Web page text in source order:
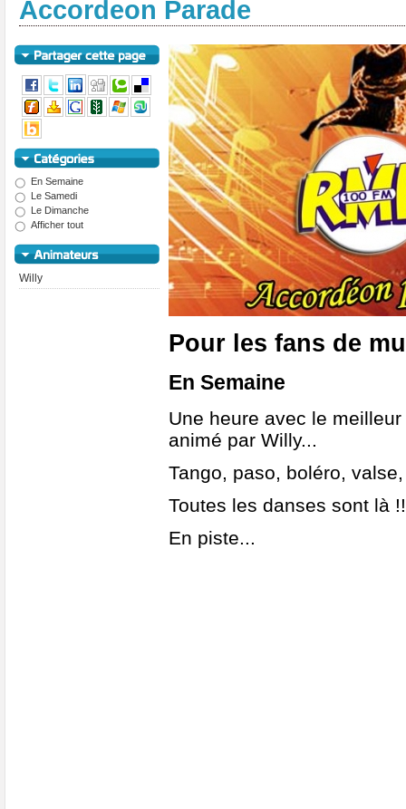
Accordeon Parade
Pour les fans de
En Semaine
Une heure avec le
animé par Willy...
Tango, paso, boléro,
Toutes les danses sont là
En piste...
En Semaine
Le Samedi
Le Dimanche
Afficher tout
Willy